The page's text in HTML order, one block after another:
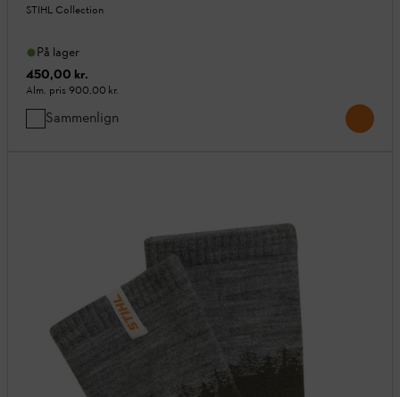
STIHL Collection
På lager
450,00 kr.
Alm. pris 900,00 kr.
Sammenlign